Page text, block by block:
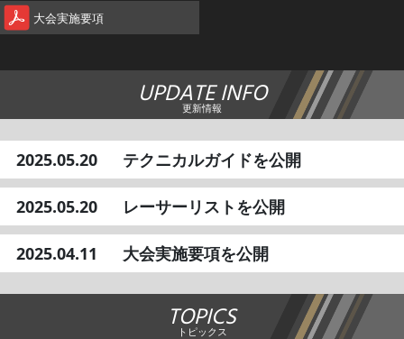
大会実施要項
UPDATE INFO
更新情報
2025.05.20 テクニカルガイドを公開
2025.05.20 レーサーリストを公開
2025.04.11 大会実施要項を公開
TOPICS
トピックス